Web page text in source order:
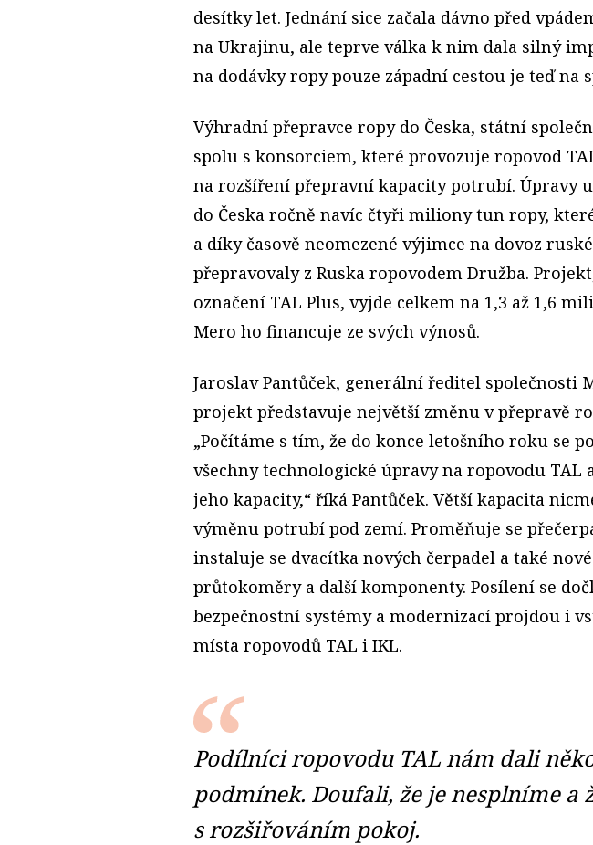
desítky let. Jednání sice začala dávno před
na Ukrajinu, ale teprve válka k nim dala silný
na dodávky ropy pouze západní cestou je teď na
Výhradní přepravce ropy do Česka, státní
spolu s konsorciem, které provozuje ropovod
na rozšíření přepravní kapacity potrubí. Úpravy
do Česka ročně navíc čtyři miliony tun ropy,
a díky časově neomezené výjimce na dovoz
přepravovaly z Ruska ropovodem Družba.
označení TAL Plus, vyjde celkem na 1,3 až 1,6
Mero ho financuje ze svých výnosů.
Jaroslav Pantůček, generální ředitel společnosti
projekt představuje největší změnu v přepravě
„Počítáme s tím, že do konce letošního roku se
všechny technologické úpravy na ropovodu TAL
jeho kapacity,“ říká Pantůček. Větší kapacita
výměnu potrubí pod zemí. Proměňuje se
instaluje se dvacítka nových čerpadel a také
průtokoměry a další komponenty. Posílení se
bezpečnostní systémy a modernizací projdou i
místa ropovodů TAL i IKL.
Podílníci ropovodu TAL nám dali
podmínek. Doufali, že je nesplníme a
s rozšiřováním pokoj.